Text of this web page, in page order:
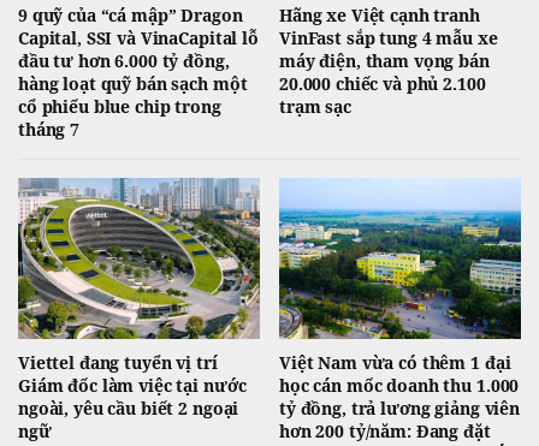
9 quỹ của “cá mập” Dragon
Capital, SSI và VinaCapital lỗ
đầu tư hơn 6.000 tỷ đồng,
hàng loạt quỹ bán sạch một
cổ phiếu blue chip trong
tháng 7
Hãng xe Việt cạnh tranh
VinFast sắp tung 4 mẫu xe
máy điện, tham vọng bán
20.000 chiếc và phủ 2.100
trạm sạc
Viettel đang tuyển vị trí
Giám đốc làm việc tại nước
ngoài, yêu cầu biết 2 ngoại
ngữ
Việt Nam vừa có thêm 1 đại
học cán mốc doanh thu 1.000
tỷ đồng, trả lương giảng viên
hơn 200 tỷ/năm: Đang đặt